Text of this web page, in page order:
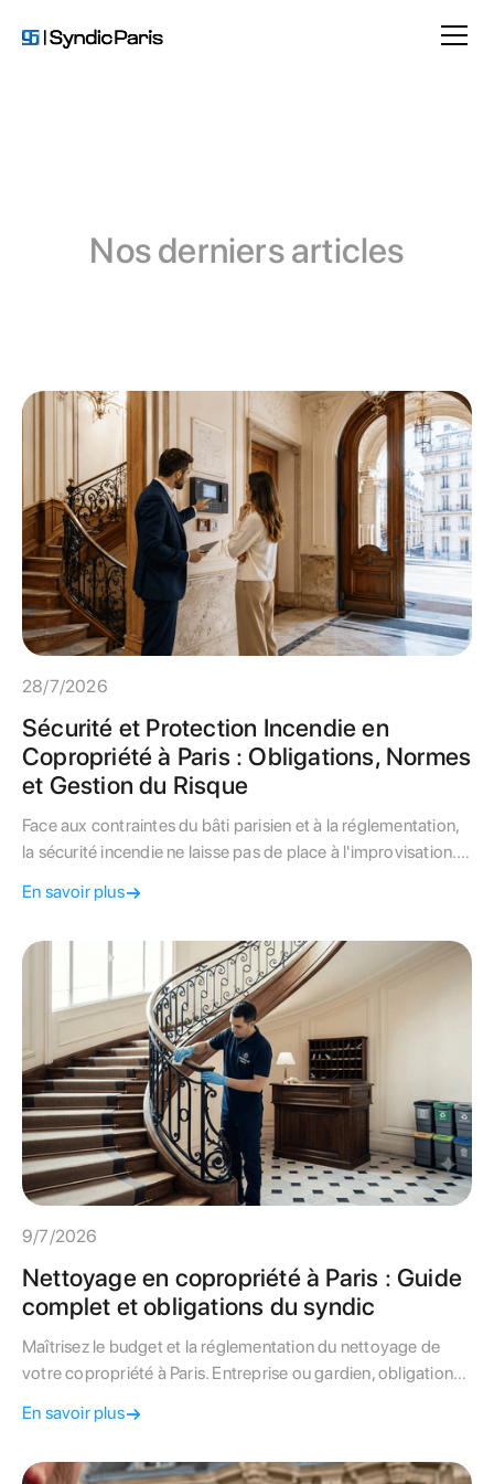
Nos derniers articles
28/7/2026
Sécurité et Protection Incendie en
Copropriété à Paris : Obligations, Normes
et Gestion du Risque
Face aux contraintes du bâti parisien et à la réglementation,
la sécurité incendie ne laisse pas de place à l'improvisation.
contrôle et les leviers de financement pour votre immeuble.
En savoir plus
9/7/2026
Nettoyage en copropriété à Paris : Guide
complet et obligations du syndic
Maîtrisez le budget et la réglementation du nettoyage de
votre copropriété à Paris. Entreprise ou gardien, obligations
découvrez notre guide d'expert.
En savoir plus